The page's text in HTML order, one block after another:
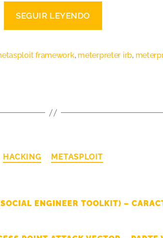
SEGUIR LEYENDO
framework, meterpreter irb,
HACKING METASPLOIT
ENGINEER TOOLKIT) –